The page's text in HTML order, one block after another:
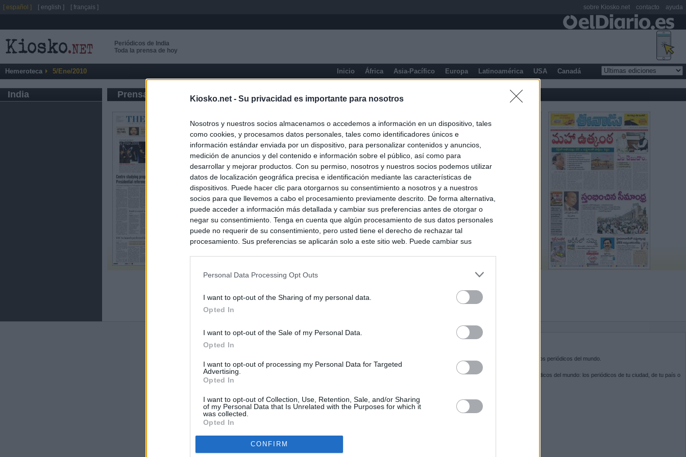
Kiosko.net - Su privacidad es importante para nosotros
Nosotros y nuestros socios almacenamos o accedemos a información en un dispositivo, tales
como cookies, y procesamos datos personales, tales como identificadores únicos e
información estándar enviada por un dispositivo, para personalizar contenidos y anuncios,
medición de anuncios y del contenido e información sobre el público, así como para
desarrollar y mejorar productos. Con su permiso, nosotros y nuestros socios podemos utilizar
datos de localización geográfica precisa e identificación mediante las características de
dispositivos. Puede hacer clic para otorgarnos su consentimiento a nosotros y a nuestros
socios para que llevemos a cabo el procesamiento previamente descrito. De forma alternativa,
puede acceder a información más detallada y cambiar sus preferencias antes de otorgar o
negar su consentimiento. Tenga en cuenta que algún procesamiento de sus datos personales
puede no requerir de su consentimiento, pero usted tiene el derecho de rechazar tal
procesamiento. Sus preferencias se aplicarán solo a este sitio web. Puede cambiar sus
Personal Data Processing Opt Outs
I want to opt-out of the Sharing of my personal data.
Opted In
I want to opt-out of the Sale of my Personal Data.
Opted In
I want to opt-out of processing my Personal Data for Targeted
Advertising.
Opted In
I want to opt-out of Collection, Use, Retention, Sale, and/or Sharing
of my Personal Data that Is Unrelated with the Purposes for which it
was collected.
Opted In
CONFIRM
Periódicos de India
Toda la prensa de hoy
Hemeroteca 5/Ene/2010 Inicio África Asia-Pacífico Europa Latinoamérica USA Canadá
India Prensa de Información General
Últimas noticias
España impone controles a los viajeros procedentes de Italia tras el rechazo de
Meloni a quitarlos
España hasta el 15 de agosto: "No aceptamos imposiciones"
La Fiscalía actuará contra las comunidades que no acojan a los menores
asignados por la crisis de Ceuta
SOBRE KIOSKO.NET
es la puerta de entrada a los periódicos del mundo.
Navega por las portadas de los periódicos del mundo: los periódicos de tu ciudad, de tu país o
SÍGUENOS
[ español ] [ english ] [ français ] sobre Kiosko.net contacto ayuda